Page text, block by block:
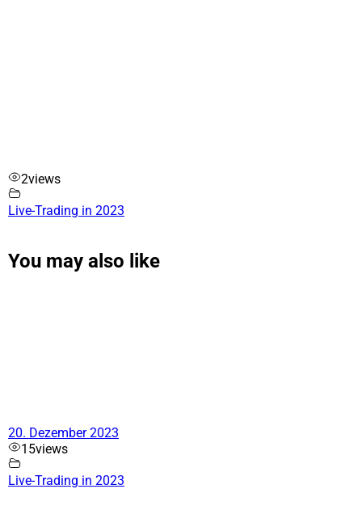
2views
Live-Trading in 2023
You may also like
20. Dezember 2023
15views
Live-Trading in 2023